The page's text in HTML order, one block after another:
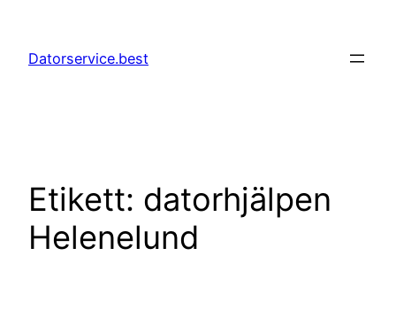
innehåll
Datorservice.best
Etikett: datorhjälpen
Helenelund